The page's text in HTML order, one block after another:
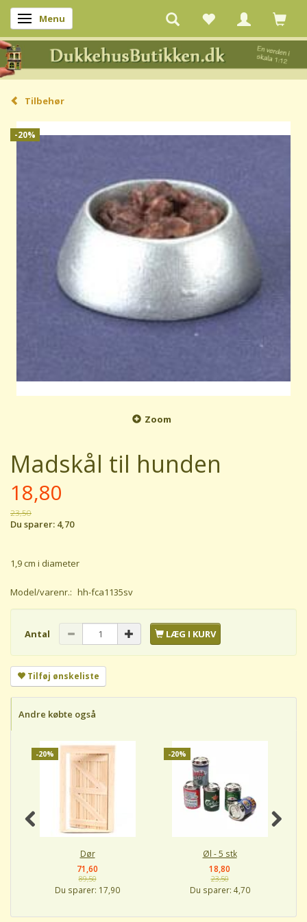
Skifte navigation
Menu
Tilbehør
-20%
Zoom
Madskål til hunden
18,80
23,50
Du sparer: 4,70
1,9 cm i diameter
Model/varenr.: hh-fca1135sv
Antal LÆG I KURV
Tilføj ønskeliste
Andre købte også
-20%
Dør
71,60
89,50
Du sparer: 17,90
-20%
Øl - 5 stk
18,80
23,50
Du sparer: 4,70